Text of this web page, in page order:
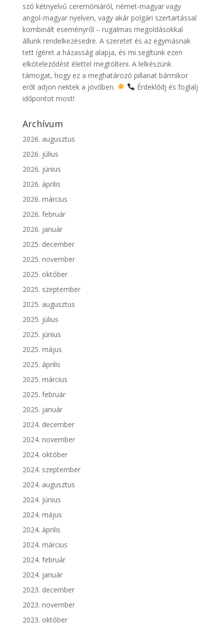
szó kétnyelvű ceremóniáról, német-magyar vagy
angol-magyar nyelven, vagy akár polgári szertartással
kombinált eseményről – rugalmas megoldásokkal
állunk rendelkezésedre. A szeretet és az egymásnak
tett ígéret a házasság alapja, és mi segítünk ezen
elköteleződést élettel megtölteni. A lelkészünk
támogat, hogy ez a meghatározó pillanat bármikor
erőt adjon nektek a jövőben.
Érdeklődj és foglalj
időpontot most!
Archívum
2026. augusztus
2026. július
2026. június
2026. április
2026. március
2026. február
2026. január
2025. december
2025. november
2025. október
2025. szeptember
2025. augusztus
2025. július
2025. június
2025. május
2025. április
2025. március
2025. február
2025. január
2024. december
2024. november
2024. október
2024. szeptember
2024. augusztus
2024. június
2024. május
2024. április
2024. március
2024. február
2024. január
2023. december
2023. november
2023. október